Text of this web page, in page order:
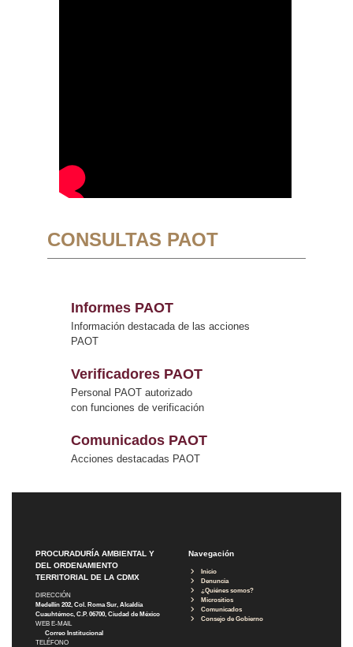
CONSULTAS PAOT
Informes PAOT
Información destacada de las acciones
PAOT
Verificadores PAOT
Personal PAOT autorizado
con funciones de verificación
Comunicados PAOT
Acciones destacadas PAOT
PROCURADURÍA AMBIENTAL Y
DEL ORDENAMIENTO
TERRITORIAL DE LA CDMX
DIRECCIÓN
Medellín 202, Col. Roma Sur, Alcaldía
Cuauhtémoc, C.P. 06700, Ciudad de México
WEB E-MAIL
Correo Institucional
TELÉFONO
Navegación
Inicio
Denuncia
¿Quiénes somos?
Micrositios
Comunicados
Consejo de Gobierno